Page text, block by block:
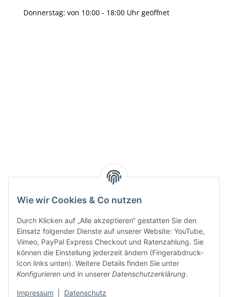
Wie wir Cookies & Co nutzen
Durch Klicken auf „Alle akzeptieren“ gestatten Sie den
Einsatz folgender Dienste auf unserer Website: YouTube,
Vimeo, PayPal Express Checkout und Ratenzahlung. Sie
können die Einstellung jederzeit ändern (Fingerabdruck-
Icon links unten). Weitere Details finden Sie unter
Konfigurieren und in unserer Datenschutzerklärung.
Impressum Datenschutz
Donnerstag: von 10:00 - 18:00 Uhr geöffnet
Gesetzliche Informationen